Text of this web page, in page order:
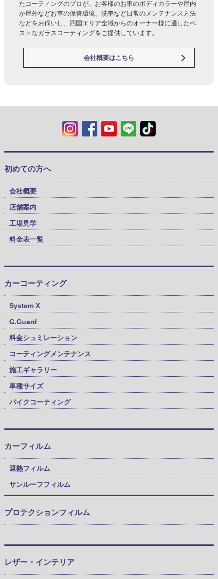
たコーティングのプロが、お客様のお車のボディカラーや屋内
か屋外などお車の保管環境、洗車など日常のメンテナンス方法
などをお伺いし、四国エリア全域からのオーナー様に適したベ
ストなガラスコーティングをご提供しています。
会社概要はこちら
初めての方へ
会社概要
店舗案内
工場見学
料金表一覧
カーコーティング
System X
G.Guard
料金シュミレーション
コーティングメンテナンス
施工ギャラリー
車種サイズ
バイクコーティング
カーフィルム
遮熱フィルム
サンルーフフィルム
プロテクションフィルム
レザー・インテリア